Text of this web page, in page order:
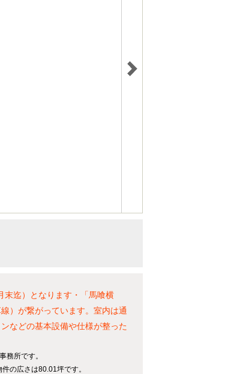
末迄）となります・「馬喰横
）が繋がっています。室内は通
などの基本設備や仕様が整った
務所です。
の広さは80.01坪です。